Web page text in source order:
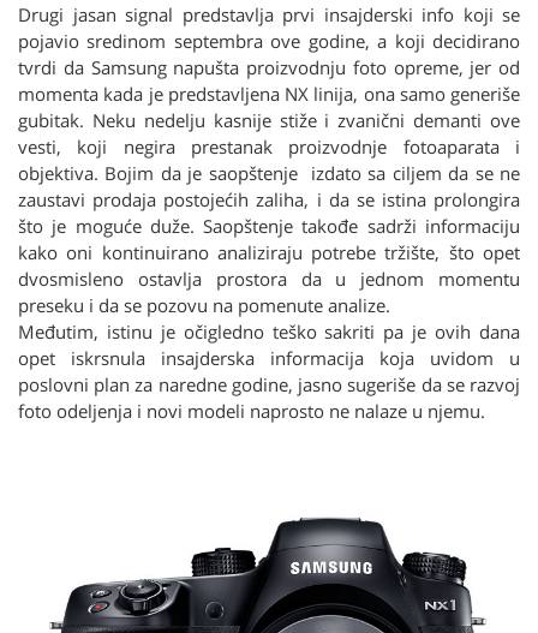
Drugi jasan signal predstavlja prvi insajderski info koji se
pojavio sredinom septembra ove godine, a koji decidirano
tvrdi da Samsung napušta proizvodnju foto opreme, jer od
momenta kada je predstavljena NX linija, ona samo generiše
gubitak. Neku nedelju kasnije stiže i zvanični demanti ove
vesti, koji negira prestanak proizvodnje fotoaparata i
objektiva. Bojim da je saopštenje izdato sa ciljem da se ne
zaustavi prodaja postojećih zaliha, i da se istina prolongira
što je moguće duže. Saopštenje takođe sadrži informaciju
kako oni kontinuirano analiziraju potrebe tržište, što opet
dvosmisleno ostavlja prostora da u jednom momentu
preseku i da se pozovu na pomenute analize.
Međutim, istinu je očigledno teško sakriti pa je ovih dana
opet iskrsnula insajderska informacija koja uvidom u
poslovni plan za naredne godine, jasno sugeriše da se razvoj
foto odeljenja i novi modeli naprosto ne nalaze u njemu.